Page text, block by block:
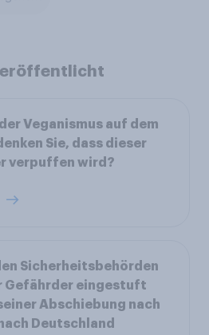
Veganismus auf dem
Sie, dass dieser
verpuffen wird?
Sicherheitsbehörden
Gefährder eingestuft
Abschiebung nach
Deutschland